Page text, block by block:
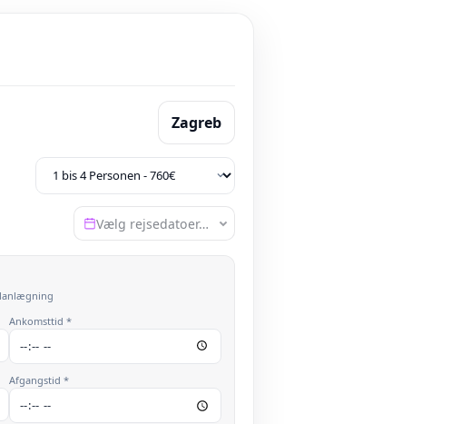
Zagreb
Vælg rejsedatoer…
Ankomsttid *
Afgangstid *